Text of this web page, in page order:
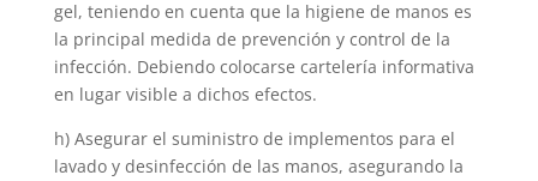
gel, teniendo en cuenta que la higiene de manos es
la principal medida de prevención y control de la
infección. Debiendo colocarse cartelería informativa
en lugar visible a dichos efectos.
h) Asegurar el suministro de implementos para el
lavado y desinfección de las manos, asegurando la